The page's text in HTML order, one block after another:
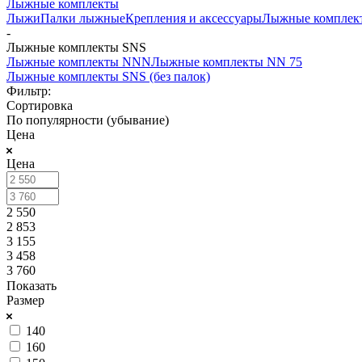
Лыжные комплекты
ЛыжиПалки лыжныеКрепления и аксессуарыЛыжные
-
Лыжные комплекты SNS
Лыжные комплекты NNNЛыжные комплекты NN 75
Лыжные комплекты SNS (без палок)
Фильтр:
Сортировка
По популярности (убывание)
Цена
Цена
2 550
2 853
3 155
3 458
3 760
Показать
Размер
140
160